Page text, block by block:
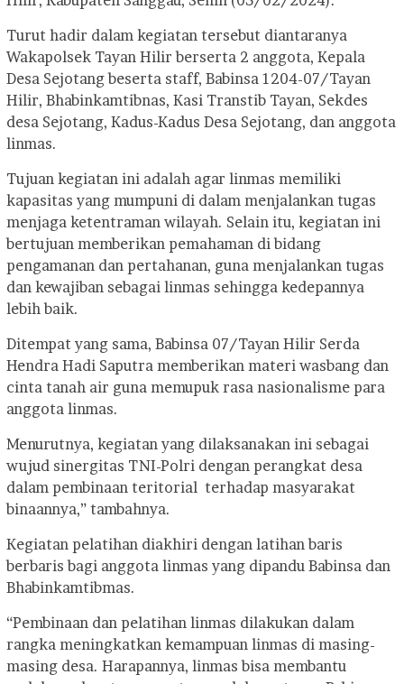
Turut hadir dalam kegiatan tersebut diantaranya
Wakapolsek Tayan Hilir berserta 2 anggota, Kepala
Desa Sejotang beserta staff, Babinsa 1204-07/Tayan
Hilir, Bhabinkamtibnas, Kasi Transtib Tayan, Sekdes
desa Sejotang, Kadus-Kadus Desa Sejotang, dan anggota
linmas.
Tujuan kegiatan ini adalah agar linmas memiliki
kapasitas yang mumpuni di dalam menjalankan tugas
menjaga ketentraman wilayah. Selain itu, kegiatan ini
bertujuan memberikan pemahaman di bidang
pengamanan dan pertahanan, guna menjalankan tugas
dan kewajiban sebagai linmas sehingga kedepannya
lebih baik.
Ditempat yang sama, Babinsa 07/Tayan Hilir Serda
Hendra Hadi Saputra memberikan materi wasbang dan
cinta tanah air guna memupuk rasa nasionalisme para
anggota linmas.
Menurutnya, kegiatan yang dilaksanakan ini sebagai
wujud sinergitas TNI-Polri dengan perangkat desa
dalam pembinaan teritorial terhadap masyarakat
binaannya,” tambahnya.
Kegiatan pelatihan diakhiri dengan latihan baris
berbaris bagi anggota linmas yang dipandu Babinsa dan
Bhabinkamtibmas.
“Pembinaan dan pelatihan linmas dilakukan dalam
rangka meningkatkan kemampuan linmas di masing-
masing desa. Harapannya, linmas bisa membantu